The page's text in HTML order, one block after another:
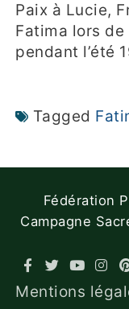
Paix à Lucie,
Fatima lors
pendant l’été
Tagged
Fédération
Campagne
Mentions